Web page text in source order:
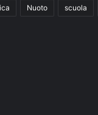
Nuoto scuola